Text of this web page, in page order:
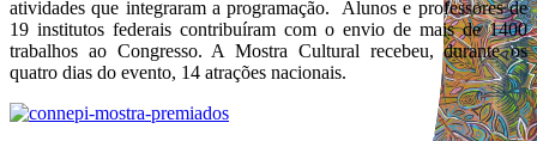
atividades que integraram a programação. Alunos e professores de
19 institutos federais contribuíram com o envio de mais de 1400
trabalhos ao Congresso. A Mostra Cultural recebeu, durante os
quatro dias do evento, 14 atrações nacionais.